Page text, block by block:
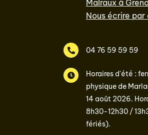
Malraux à
Nous écrire par
04 76 59 59 59
Horaires d'été :
physique de
14 août 2026.
8h30-12h30 /
fériés).